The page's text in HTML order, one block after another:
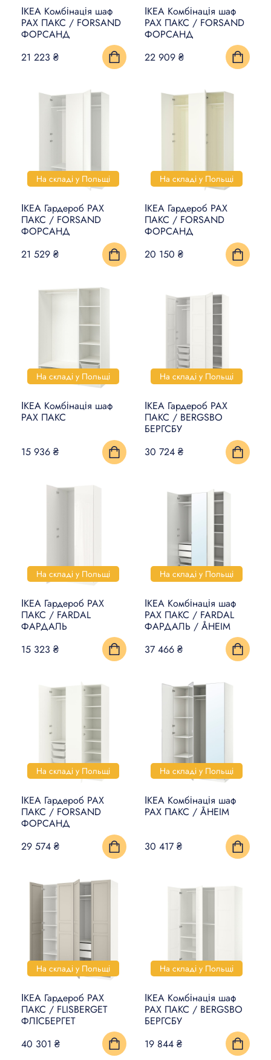
ІКЕА Комбінація шаф
PAX ПАКС / FORSAND
ФОРСАНД
21 223 ₴
ІКЕА Комбінація шаф
PAX ПАКС / FORSAND
ФОРСАНД
22 909 ₴
На складі у Польщі
ІКЕА Гардероб PAX
ПАКС / FORSAND
ФОРСАНД
21 529 ₴
На складі у Польщі
ІКЕА Гардероб PAX
ПАКС / FORSAND
ФОРСАНД
20 150 ₴
На складі у Польщі
ІКЕА Комбінація шаф
PAX ПАКС
15 936 ₴
На складі у Польщі
ІКЕА Гардероб PAX
ПАКС / BERGSBO
БЕРГСБУ
30 724 ₴
На складі у Польщі
ІКЕА Гардероб PAX
ПАКС / FARDAL
ФАРДАЛЬ
15 323 ₴
На складі у Польщі
ІКЕА Комбінація шаф
PAX ПАКС / FARDAL
ФАРДАЛЬ / ÅHEIM
37 466 ₴
На складі у Польщі
ІКЕА Гардероб PAX
ПАКС / FORSAND
ФОРСАНД
29 574 ₴
На складі у Польщі
ІКЕА Комбінація шаф
PAX ПАКС / ÅHEIM
30 417 ₴
На складі у Польщі
ІКЕА Гардероб PAX
ПАКС / FLISBERGET
ФЛІСБЕРГЕТ
40 301 ₴
На складі у Польщі
ІКЕА Комбінація шаф
PAX ПАКС / BERGSBO
БЕРГСБУ
19 844 ₴